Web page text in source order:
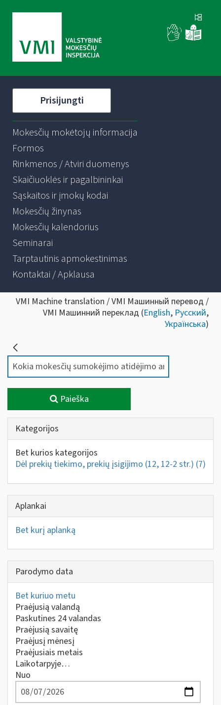
Prisijungti
Mokesčių mokėtojų informacija
Formos
Rinkmenos / Atviri duomenys
Skaičiuoklės ir pagalbininkai
Sąskaitos ir įmokų kodai
Mokesčių žinynas
Mokesčių kalendorius
Seminarai
Tarptautinis apmokestinimas
Kontaktai / Apklausa
VMI Machine translation / VMI Машинный перевод /
VMI Машинний переклад (English, Русский,
Українська)
Paieška
Kategorijos
Bet kurios kategorijos
Dėl prekių tiekimo, prekių įsigijimo (12, 12-2 str.) (7)
Aplankai
Bet kurį aplanką
Parodymo data
Bet kuriuo metu
Praėjusią valandą
Paskutines 24 valandas
Praėjusią savaitę
Praėjusį mėnesį
Praėjusiais metais
Laikotarpyje…
Nuo